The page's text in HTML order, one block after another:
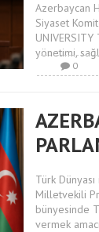
Azerbaycan
Siyaset
UNIVERSITY
yönetimi,
0
Türk
Milletvekili
bünyesinde
vermek